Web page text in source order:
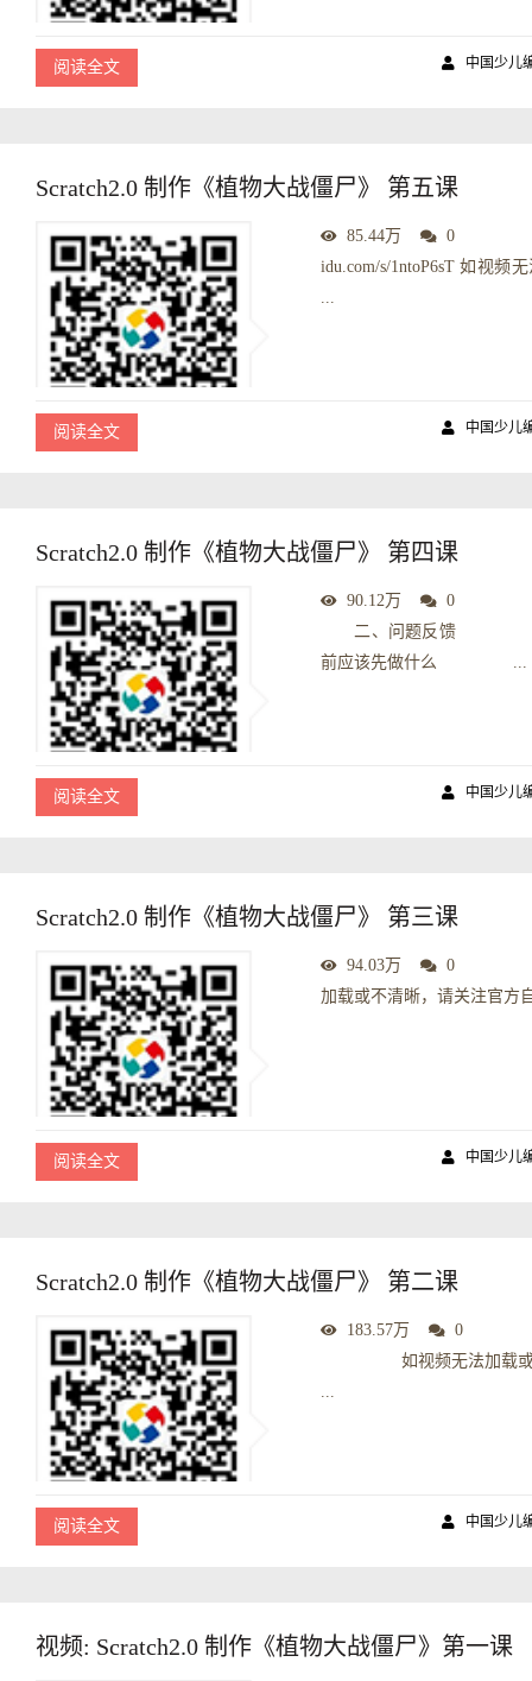
阅读全文 中国少儿
Scratch2.0 制作《植物大战僵尸》 第五课
85.44万
0
idu.com/s/1ntoP6sT 如视频
...
阅读全文 中国少儿
Scratch2.0 制作《植物大战僵尸》 第四课
90.12万
0
二、问题反馈 1、
前应该先做什么 ...
阅读全文 中国少儿
Scratch2.0 制作《植物大战僵尸》 第三课
94.03万
0
加载或不清晰，请关注官方
阅读全文 中国少儿
Scratch2.0 制作《植物大战僵尸》 第二课
183.57万
0
如视频无法加载或不清
...
阅读全文 中国少儿
视频: Scratch2.0 制作《植物大战僵尸》第一课